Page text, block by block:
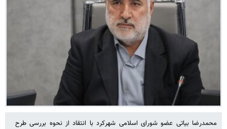
محمدرضا بیاتی عضو شورای اسلامی شهرکرد با انتقاد از نحوه بررسی طرح